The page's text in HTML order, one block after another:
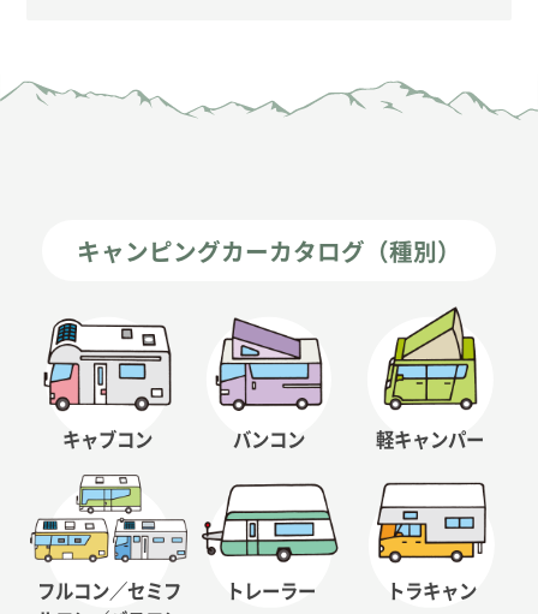
キャンピングカーカタログ（種別）
キャブコン バンコン 軽キャンパー
フルコン／セミフ
トレーラー トラキャン